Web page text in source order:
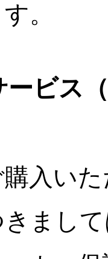
。
ービス
入い
まし